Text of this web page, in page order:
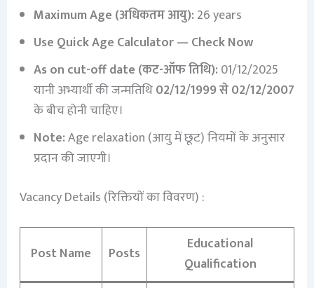
Maximum Age (अधिकतम आयु): 26 years
Use Quick Age Calculator — Check Now
As on cut-off date (कट-ऑफ तिथि): 01/12/2025
यानी अभ्यार्थी की जन्मतिथि02/12/1999 से 02/12/2007
के बीच होनी चाहिए।
Note:Age relaxation (आयु में छूट) नियमों के अनुसार
प्रदान की जाएगी।
Vacancy Details (रिक्तियों का विवरण) :
Post Name Posts
Educational
Qualification